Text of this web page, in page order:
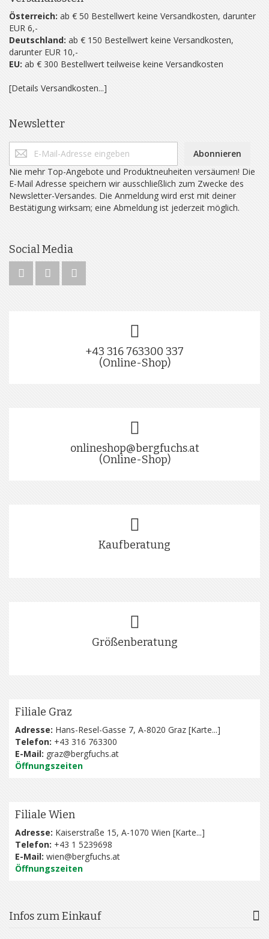
Österreich: ab € 50 Bestellwert keine Versandkosten, darunter
EUR 6,-
Deutschland: ab € 150 Bestellwert keine Versandkosten,
darunter EUR 10,-
EU: ab € 300 Bestellwert teilweise keine Versandkosten
[Details Versandkosten...]
Newsletter
Abonnieren
Nie mehr Top-Angebote und Produktneuheiten versäumen! Die
E-Mail Adresse speichern wir ausschließlich zum Zwecke des
Newsletter-Versandes. Die Anmeldung wird erst mit deiner
Bestätigung wirksam; eine Abmeldung ist jederzeit möglich.
Social Media
+43 316 763300 337
(Online-Shop)
onlineshop@bergfuchs.at
(Online-Shop)
Kaufberatung
Größenberatung
Filiale Graz
Adresse: Hans-Resel-Gasse 7, A-8020 Graz [Karte...]
Telefon: +43 316 763300
E-Mail: graz@bergfuchs.at
Öffnungszeiten
Filiale Wien
Adresse: Kaiserstraße 15, A-1070 Wien [Karte...]
Telefon: +43 1 5239698
E-Mail: wien@bergfuchs.at
Öffnungszeiten
Infos zum Einkauf